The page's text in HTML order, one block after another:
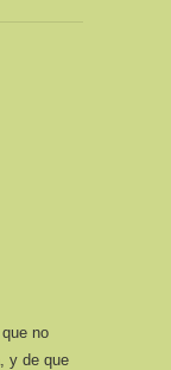
no
y de que